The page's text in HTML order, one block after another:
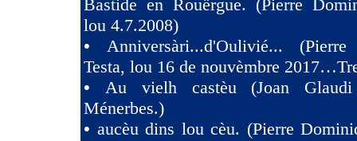
Bastide en Rouërgue. (Pierre
lou 4.7.2008)
• Anniversàri...d'Oulivié...
Testa, lou 16 de nouvèmbre
• Au vielh castèu (Joan
Ménerbes.)
• aucèu dins lou cèu. (Pierre